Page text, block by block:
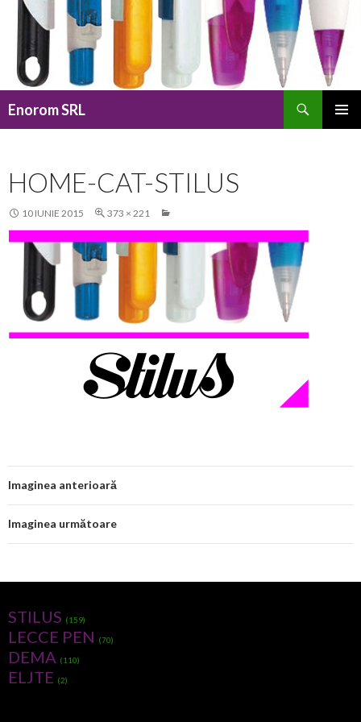
Enorom SRL
HOME-CAT-STILUS
10 IUNIE 2015 373 × 221
Imaginea anterioară
Imaginea următoare
STILUS (159)
LECCE PEN (70)
DEMA (110)
ELJTE (2)